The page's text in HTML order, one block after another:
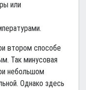
или
втором способе
Так минусовая
небольшом
Однако здесь